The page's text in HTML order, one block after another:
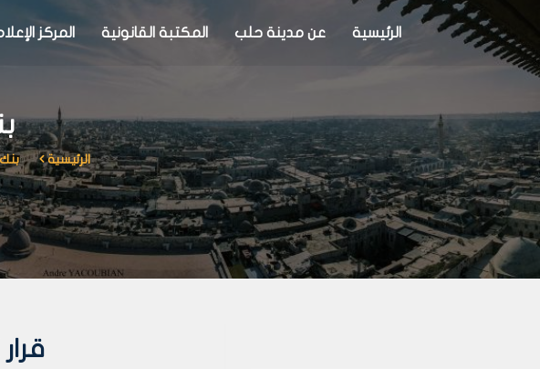
الرئيسية عن مدينة حلب المكتبة القانونية المركز
الرئيسية
قرار